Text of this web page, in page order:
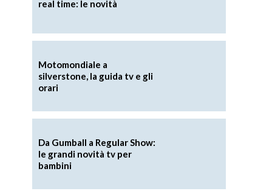
real time: le novità
Motomondiale a
silverstone, la guida tv e gli
orari
Da Gumball a Regular Show:
le grandi novità tv per
bambini